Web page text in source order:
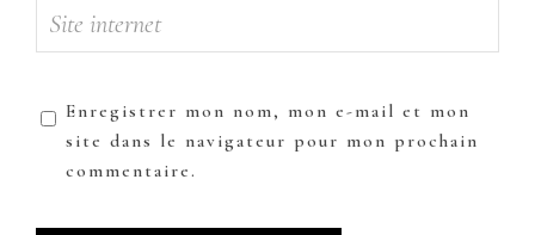
Enregistrer mon nom, mon e-mail et mon
site dans le navigateur pour mon prochain
commentaire.